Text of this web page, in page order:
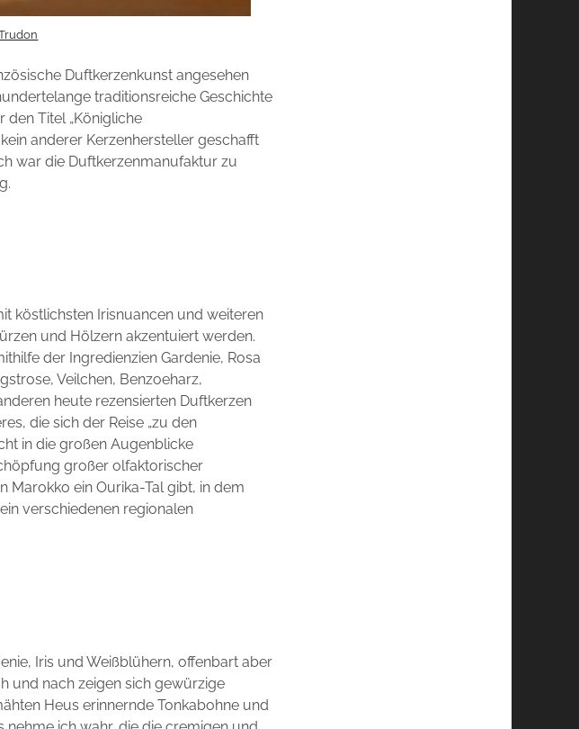
Duftkerzenkunst angesehen
traditionsreiche Geschichte
den Titel „Königliche
anderer Kerzenhersteller geschafft
war die Duftkerzenmanufaktur zu
köstlichsten Irisnuancen und weiteren
und Hölzern akzentuiert werden.
der Ingredienzien Gardenie, Rosa
Veilchen, Benzoeharz,
heute rezensierten Duftkerzen
die sich der Reise „zu den
in die großen Augenblicke
großer olfaktorischer
Marokko ein Ourika-Tal gibt, in dem
verschiedenen regionalen
Iris und Weißblühern, offenbart aber
und nach zeigen sich gewürzige
Heus erinnernde Tonkabohne und